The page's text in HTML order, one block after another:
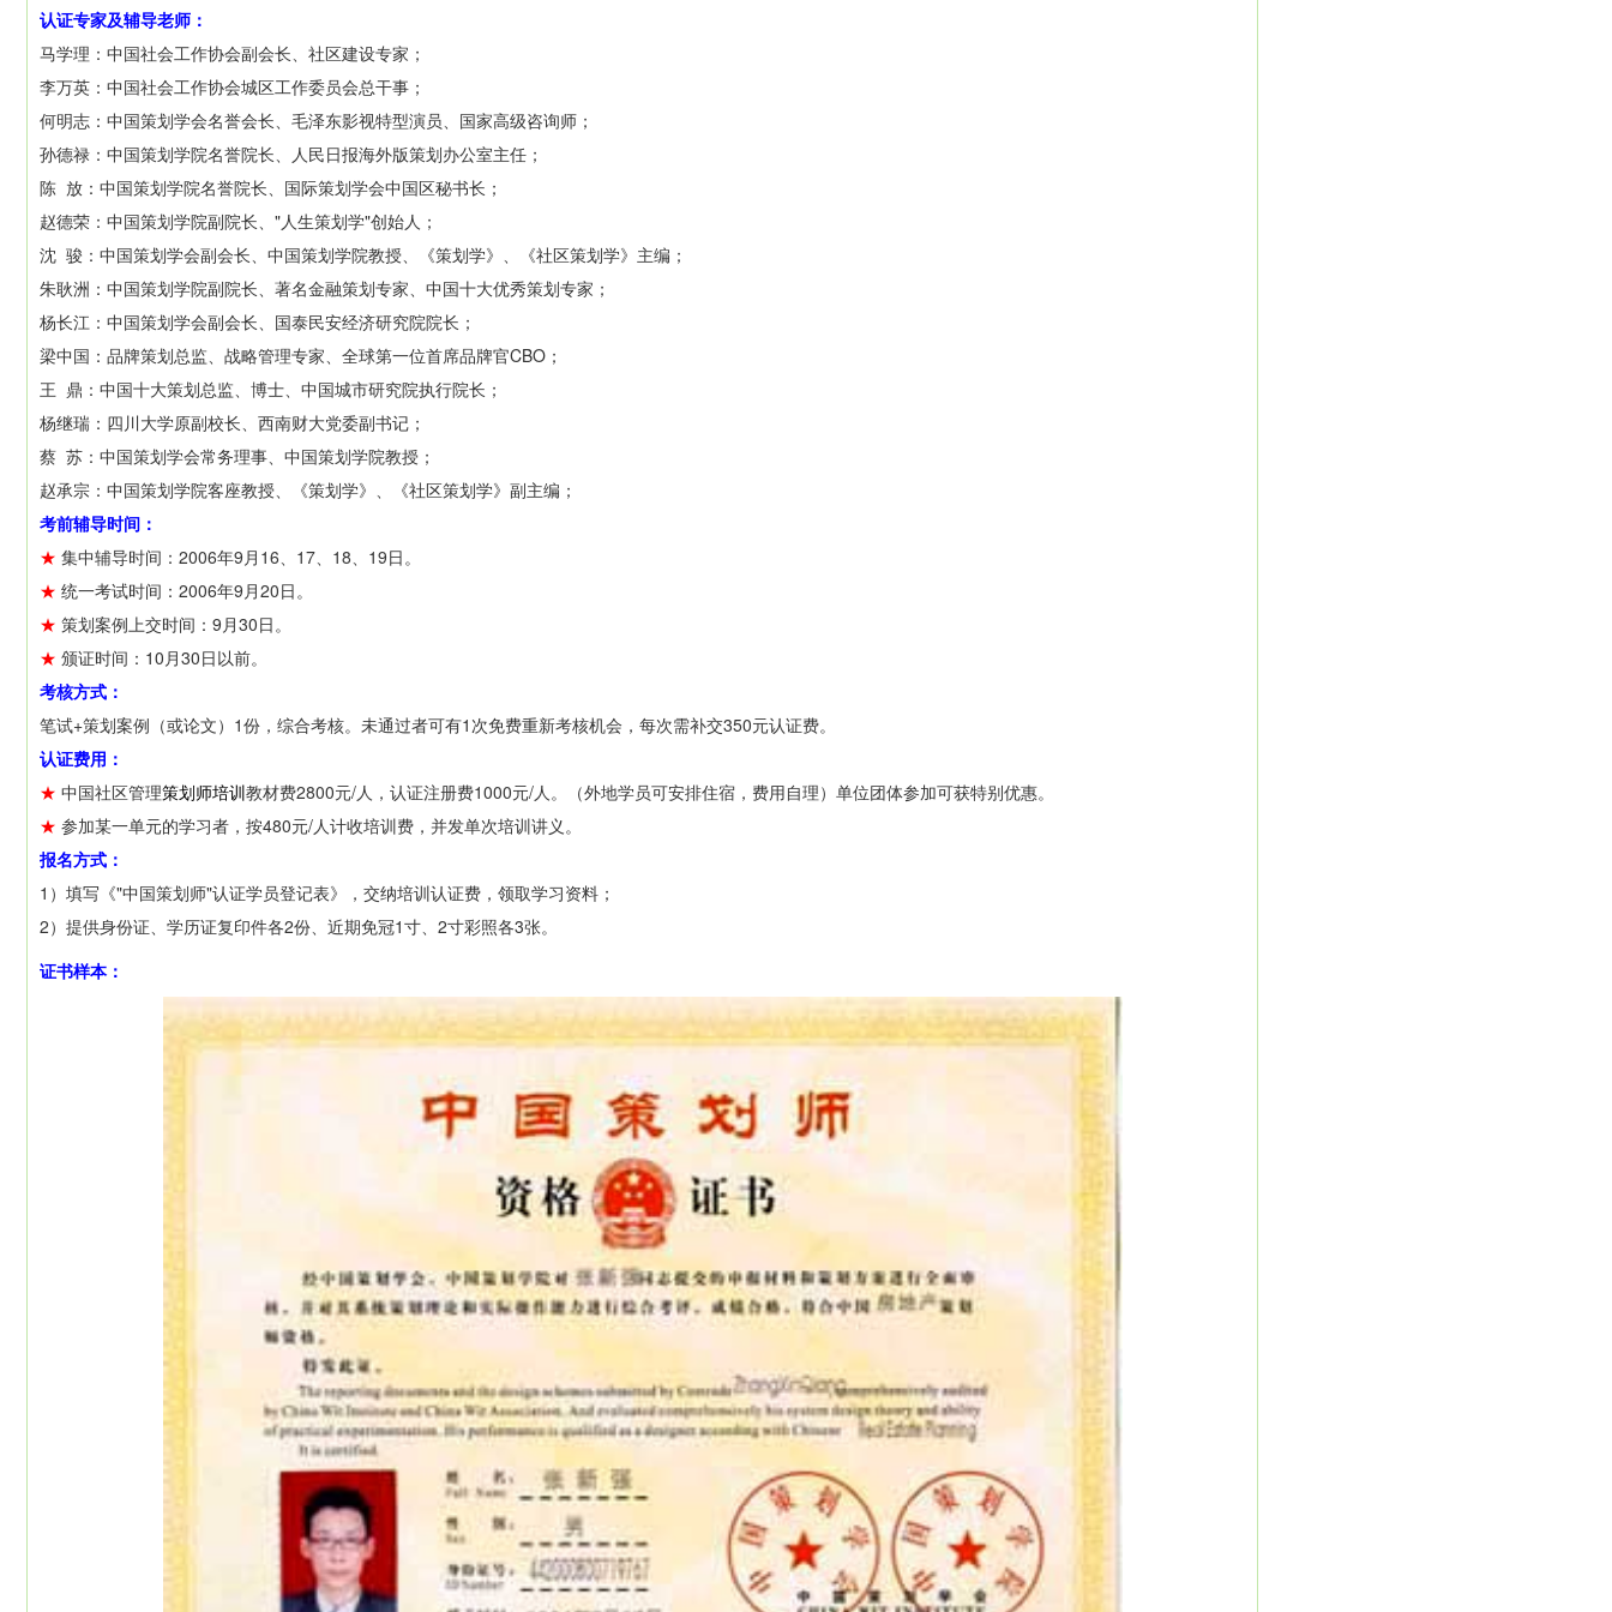
认证专家及辅导老师：
马学理：中国社会工作协会副会长、社区建设专家；
李万英：中国社会工作协会城区工作委员会总干事；
何明志：中国策划学会名誉会长、毛泽东影视特型演员、国家高级咨询师；
孙德禄：中国策划学院名誉院长、人民日报海外版策划办公室主任；
陈 放：中国策划学院名誉院长、国际策划学会中国区秘书长；
赵德荣：中国策划学院副院长、"人生策划学"创始人；
沈 骏：中国策划学会副会长、中国策划学院教授、《策划学》、《社区策划学》主编；
朱耿洲：中国策划学院副院长、著名金融策划专家、中国十大优秀策划专家；
杨长江：中国策划学会副会长、国泰民安经济研究院院长；
梁中国：品牌策划总监、战略管理专家、全球第一位首席品牌官CBO；
王 鼎：中国十大策划总监、博士、中国城市研究院执行院长；
杨继瑞：四川大学原副校长、西南财大党委副书记；
蔡 苏：中国策划学会常务理事、中国策划学院教授；
赵承宗：中国策划学院客座教授、《策划学》、《社区策划学》副主编；
考前辅导时间：
★ 集中辅导时间：2006年9月16、17、18、19日。
★ 统一考试时间：2006年9月20日。
★ 策划案例上交时间：9月30日。
★ 颁证时间：10月30日以前。
考核方式：
笔试+策划案例（或论文）1份，综合考核。未通过者可有1次免费重新考核机会，每次需补交350元认证费。
认证费用：
★ 中国社区管理策划师培训教材费2800元/人，认证注册费1000元/人。（外地学员可安排住宿，费用自理）单位团体参加可获特别优惠。
★ 参加某一单元的学习者，按480元/人计收培训费，并发单次培训讲义。
报名方式：
1）填写《"中国策划师"认证学员登记表》，交纳培训认证费，领取学习资料；
2）提供身份证、学历证复印件各2份、近期免冠1寸、2寸彩照各3张。
证书样本：